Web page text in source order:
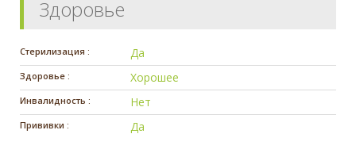
Здоровье
Стерилизация : Да
Здоровье : Хорошее
Инвалидность : Нет
Прививки : Да